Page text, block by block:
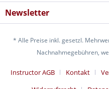
Newsletter
* Alle Preise inkl. gesetzl.
Nachnahmegebühren,
Instructor AGB Kontakt